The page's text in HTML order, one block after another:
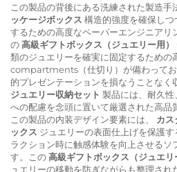
この製品の背後にある洗練された製造手
ッケージボックス 構造的強度を確保し
するための高度なペーパーエンジニアリ
の高級ギフトボックス（ジュエリー用）
類のジュエリーを確実に固定するための
compartments（仕切り）が備わってお
的プレゼンテーションを損なうことなく
ジュエリー収納セット 製品には、耐久
への配慮を念頭に置いて厳選された高品
この製品の内装デザイン要素には、 カス
ックス ジュエリーの表面仕上げを保護
ラクション時に触感体験を向上させるソ
す。この高級ギフトボックス（ジュエリ
ュエリーの移動を防ぎながらも整理さ